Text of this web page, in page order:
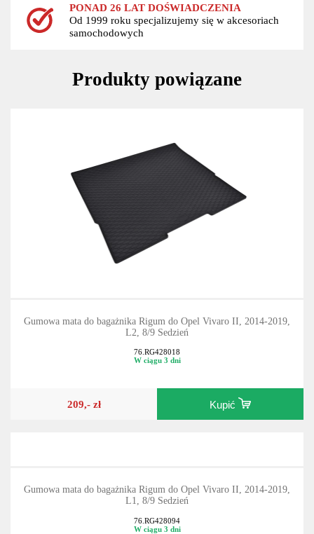
PONAD 26 LAT DOŚWIADCZENIA
Od 1999 roku specjalizujemy się w akcesoriach
samochodowych
Produkty powiązane
Gumowa mata do bagażnika Rigum do Opel Vivaro II, 2014-2019,
L2, 8/9 Sedzień
76.RG428018
W ciągu 3 dni
209,- zł Kupić
Gumowa mata do bagażnika Rigum do Opel Vivaro II, 2014-2019,
L1, 8/9 Sedzień
76.RG428094
W ciągu 3 dni